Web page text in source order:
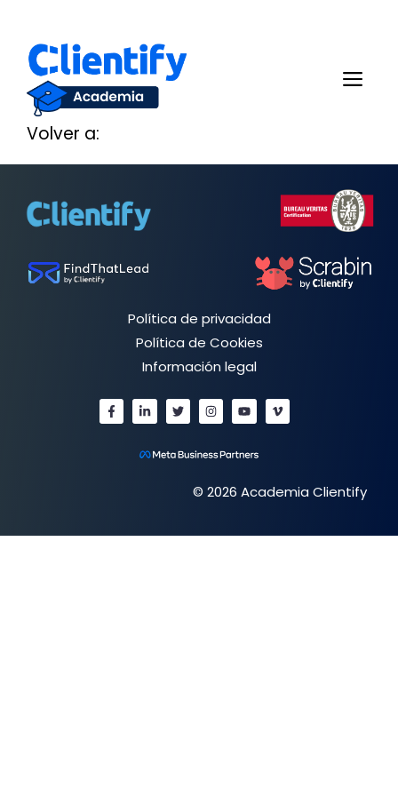
contenido
Volver a:
Política de privacidad
Política de Cookies
Información legal
© 2026 Academia Clientify